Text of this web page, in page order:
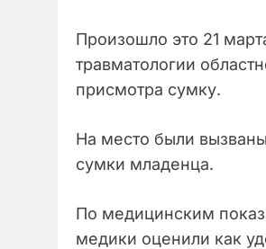
Произошло это 21
травматологии
присмотра сумку.
На место были
сумки младенца.
По медицинским
медики оценили как